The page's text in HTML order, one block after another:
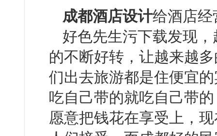
成都酒店设计给酒店经
好色先生污下载发现
的不断好转，让越来越
们出去旅游都是住便宜的宾
吃自己带的就吃自己带的
愿意把钱花在享受上，